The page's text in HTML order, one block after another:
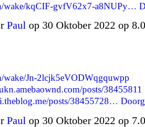
wake/kqCIF-gvfV62x7-a8NUPy…
Paul op 30 Oktober 2022 op
wake/Jn-2lcjk5eVODWqgquwpp
posts/38455811
posts/38455728…
Paul op 30 Oktober 2022 op